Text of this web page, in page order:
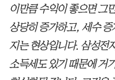
이만큼 수익이 좋으면 그
상당히 증가하고, 세수 증
지는 현상입니다. 삼성전
소득세도 있기 때문에 거